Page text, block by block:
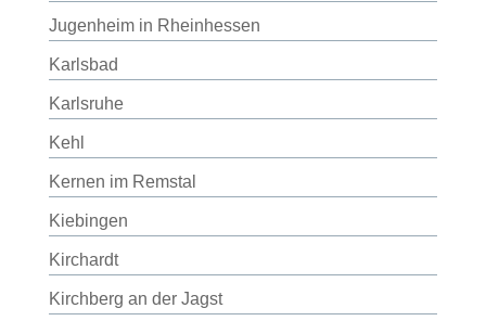
Jugenheim in Rheinhessen
Karlsbad
Karlsruhe
Kehl
Kernen im Remstal
Kiebingen
Kirchardt
Kirchberg an der Jagst